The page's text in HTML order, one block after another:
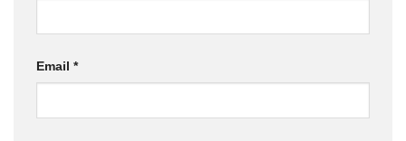
Email *